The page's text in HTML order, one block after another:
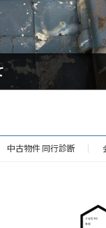
中古物件 同行診断